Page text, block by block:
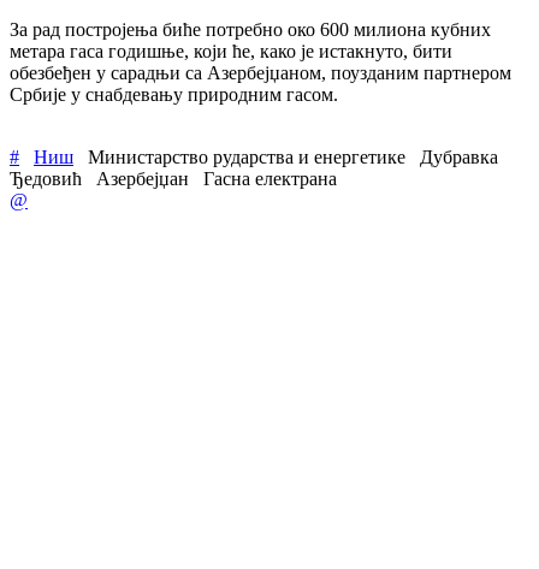
За рад постројења биће потребно око 600 милиона кубних
метара гаса годишње, који ће, како је истакнуто, бити
обезбеђен у сарадњи са Азербејџаном, поузданим партнером
Србије у снабдевању природним гасом.
# Ниш Министарство рударства и енергетике
Дубравка
Ђедовић
Азербејџан
Гасна електрана
@